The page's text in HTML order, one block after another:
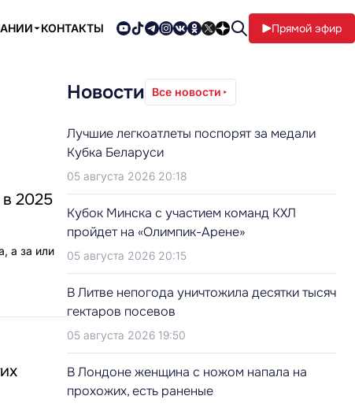
КОНТАКТЫ Прямой эфир
2025
а за или
Новости Все новости
Лучшие легкоатлеты поспорят за медали
Кубка Беларуси
05 августа 2026 20:18
Кубок Минска с участием команд КХЛ
пройдет на «Олимпик-Арене»
05 августа 2026 20:15
В Литве непогода уничтожила десятки тысяч
гектаров посевов
05 августа 2026 19:50
В Лондоне женщина с ножом напала на
прохожих, есть раненые